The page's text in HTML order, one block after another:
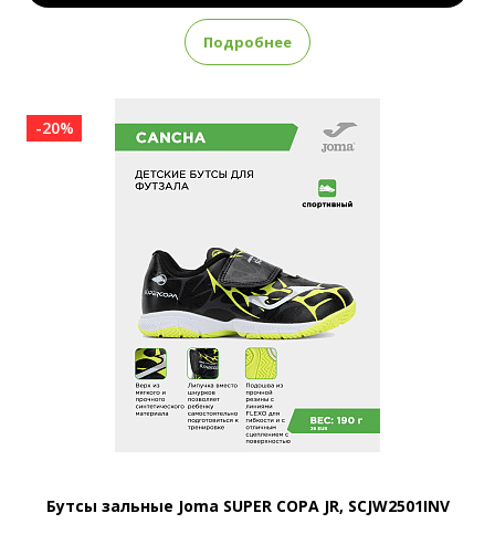
Подробнее
-20%
Бутсы зальные Joma SUPER COPA JR, SCJW2501INV